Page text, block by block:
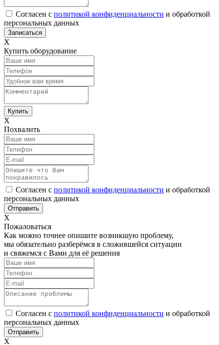
Согласен с политикой конфиденциальности и обработкой
персональных данных
Х
Купить оборудование
Х
Похвалить
Согласен с политикой конфиденциальности и обработкой
персональных данных
Х
Пожаловаться
Как можно точнее опишите возникшую проблему,
мы обязательно разберёмся в сложившейся ситуации
и свяжемся с Вами для её решения
Согласен с политикой конфиденциальности и обработкой
персональных данных
Х